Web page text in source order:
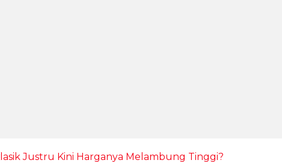
Justru Kini Harganya Melambung Tinggi?